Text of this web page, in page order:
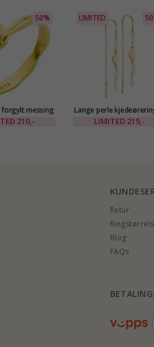
50%
forgylt messing
- Eliné210,-
LIMITED
Lange perle
i forgylt messing - Eliné
LIMITED 219,-
Retur
Blog
FAQs